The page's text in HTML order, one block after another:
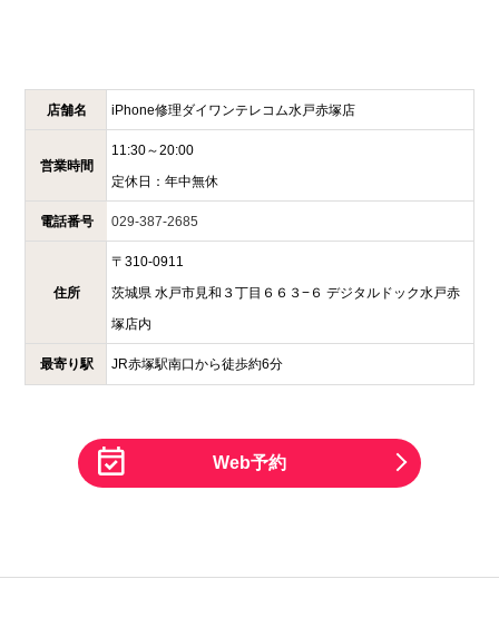
店舗名 iPhone修理ダイワンテレコム水戸赤塚店
営業時間
11:30～20:00
定休日： 年中無休
電話番号 029-387-2685
住所
〒 310-0911
茨城県 水戸市見和３丁目６６３−６ デジタルドック水戸赤
塚店内
最寄り駅 JR赤塚駅南口から徒歩約6分
Web予約